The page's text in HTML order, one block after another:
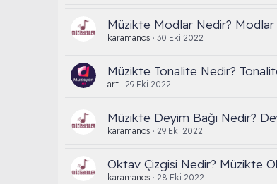
Müzikte Modlar Nedir?
karamanos 30 Eki 2022
Müzikte Tonalite Nedir?
art 29 Eki 2022
Müzikte Deyim Bağı Nedir?
karamanos 29 Eki 2022
Oktav Çizgisi Nedir? Müzikte
karamanos 28 Eki 2022